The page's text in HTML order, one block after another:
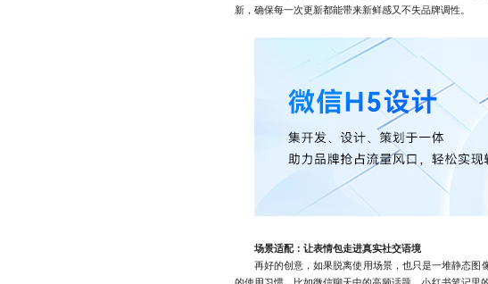
新，确保每一次更新都能带来新鲜感又不失品牌调性。
场景适配：让表情包走进真实社交语境
再好的创意，如果脱离使用场景，也只是一堆静态图像